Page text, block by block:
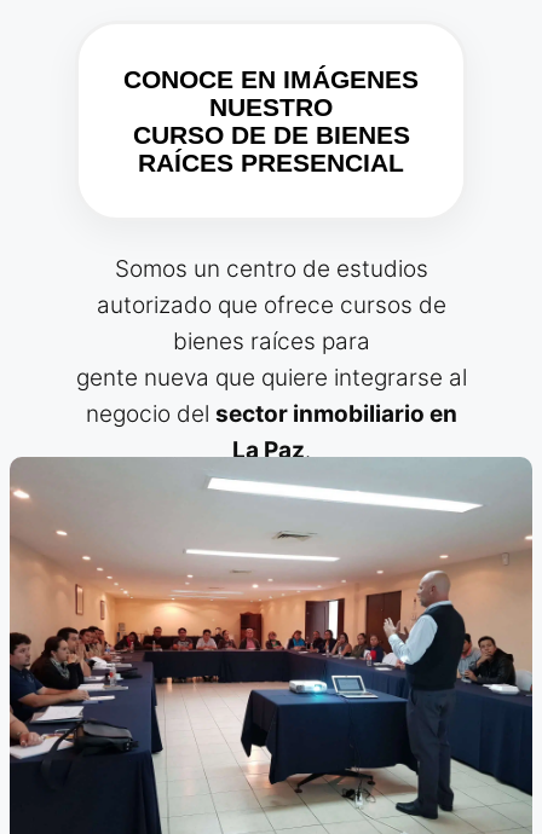
CONOCE EN IMÁGENES
NUESTRO
CURSO DE DE BIENES
RAÍCES PRESENCIAL
Somos un centro de estudios
autorizado que ofrece cursos de
bienes raíces para
gente nueva que quiere integrarse al
negocio del sector inmobiliario en
La Paz.